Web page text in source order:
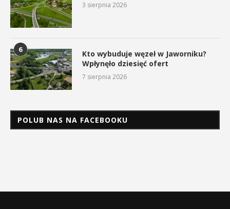
3 sierpnia 2026
6
Kto wybuduje węzeł w Jaworniku?
Wpłynęło dziesięć ofert
7 sierpnia 2026
POLUB NAS NA FACEBOOKU